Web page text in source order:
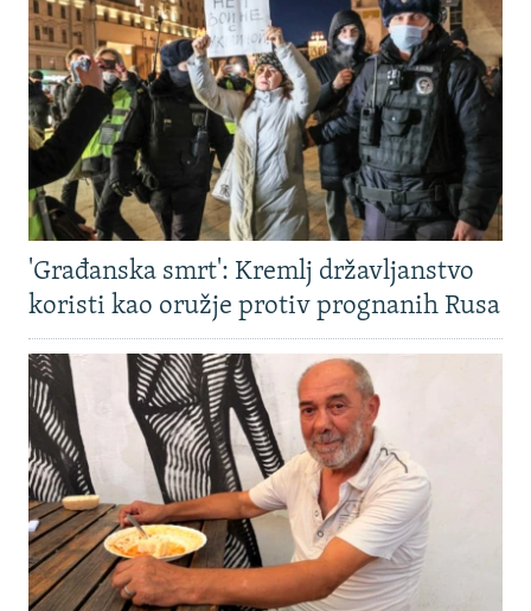
'Građanska smrt': Kremlj državljanstvo
koristi kao oružje protiv prognanih Rusa